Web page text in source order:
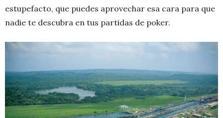
estupefacto, que puedes aprovechar esa cara para que
nadie te descubra en tus partidas de poker.